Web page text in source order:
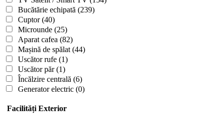
Bucătărie echipată (239)
Cuptor(40)
Microunde (25)
Aparat cafea (82)
Mașină de spălat (44)
Uscător rufe (1)
Uscător păr(1)
Încălzire centrală (6)
Generator electric (0)
Facilități Exterior